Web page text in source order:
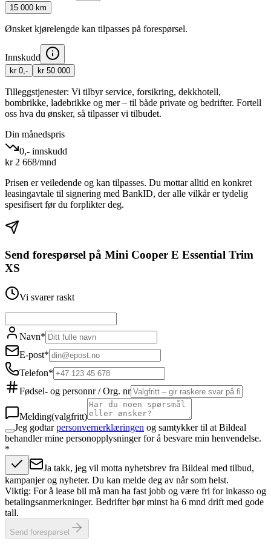
15 000 km
Ønsket kjørelengde kan tilpasses på forespørsel.
Innskudd
kr 0,- kr 50 000
Tilleggstjenester: Vi tilbyr service, forsikring, dekkhotell,
bombrikke, ladebrikke og mer – til både private og bedrifter. Fortell
oss hva du ønsker, så tilpasser vi tilbudet.
Din månedspris
0,- innskudd
kr 2 668/mnd
Prisen er veiledende og kan tilpasses. Du mottar alltid en konkret
leasingavtale til signering med BankID, der alle vilkår er tydelig
spesifisert før du forplikter deg.
Send forespørsel på Mini Cooper E Essential Trim
XS
Vi svarer raskt
Navn*
E-post*
Telefon*
Fødsel- og personnr / Org. nr
Melding(valgfritt)
Jeg godtar personvernerklæringen og samtykker til at Bildeal
behandler mine personopplysninger for å besvare min henvendelse.
*
Ja takk, jeg vil motta nyhetsbrev fra Bildeal med tilbud,
kampanjer og nyheter. Du kan melde deg av når som helst.
Viktig: For å lease bil må man ha fast jobb og være fri for inkasso og
betalingsanmerkninger. Bedrifter bør minst ha 6 mnd drift med gode
tall.
Send forespørsel